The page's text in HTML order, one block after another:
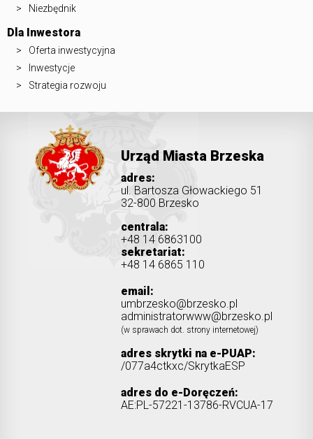
Niezbędnik
Dla Inwestora
Oferta inwestycyjna
Inwestycje
Strategia rozwoju
Urząd Miasta Brzeska
adres:
ul. Bartosza Głowackiego 51
32-800 Brzesko
centrala:
+48 14 6863100
sekretariat:
+48 14 6865 110
email:
umbrzesko@brzesko.pl
administratorwww@brzesko.pl
(w sprawach dot. strony internetowej)
adres skrytki na e-PUAP:
/077a4ctkxc/SkrytkaESP
adres do e-Doręczeń:
AE:PL-57221-13786-RVCUA-17